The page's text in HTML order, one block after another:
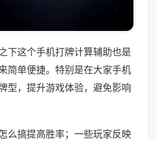
下这个手机打牌计算辅助也是
简单便捷。特别是在大家手机
型，提升游戏体验，避免影响
么搞提高胜率；一些玩家反映